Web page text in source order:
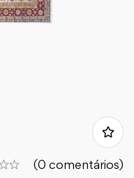
(0 comentários)